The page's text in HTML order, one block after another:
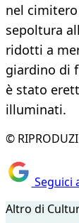
nel
sepoltura
ridotti a
giardino di
è stato
illuminati.
©
Seguici
Altro di